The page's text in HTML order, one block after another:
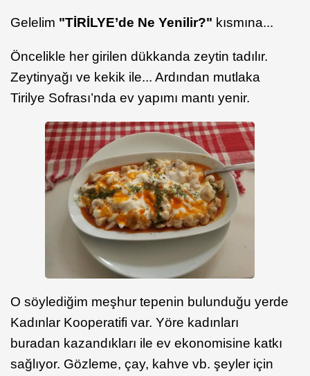
Gelelim "TİRİLYE’de Ne Yenilir?" kısmına...
Öncelikle her girilen dükkanda zeytin tadılır.
Zeytinyağı ve kekik ile... Ardından mutlaka
Tirilye Sofrası’nda ev yapımı mantı yenir.
O söylediğim meşhur tepenin bulunduğu yerde
Kadınlar Kooperatifi var. Yöre kadınları
buradan kazandıkları ile ev ekonomisine katkı
sağlıyor. Gözleme, çay, kahve vb. şeyler için